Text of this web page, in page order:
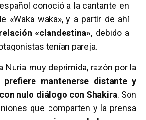
conoció a la cantante en
«Waka waka», y a partir de ahí
«clandestina», debido a
tenían pareja.
Nuria muy deprimida, razón por la
prefiere mantenerse distante y
nulo diálogo con Shakira. Son
que comparten y la prensa